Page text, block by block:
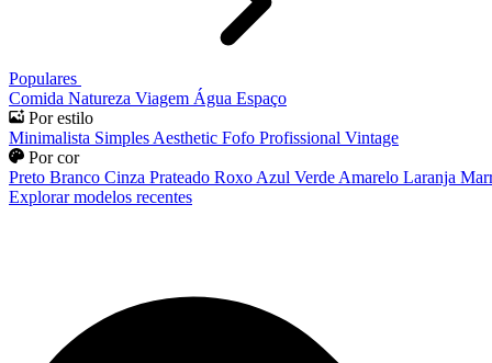
Populares
Comida Natureza Viagem Água Espaço
Por estilo
Minimalista Simples Aesthetic Fofo Profissional Vintage
Por cor
Preto Branco Cinza Prateado Roxo Azul Verde Amarelo Laranja
Explorar modelos recentes